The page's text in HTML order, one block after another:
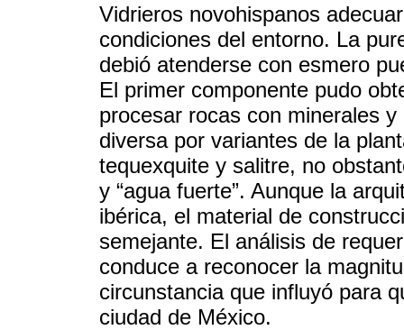
Vidrieros novohispanos
condiciones del entorno. La
debió atenderse con esmero
El primer componente pudo
procesar rocas con minerales y
diversa por variantes de la
tequexquite y salitre, no
y “agua fuerte”. Aunque la
ibérica, el material de
semejante. El análisis de
conduce a reconocer la
circunstancia que influyó para
ciudad de México.